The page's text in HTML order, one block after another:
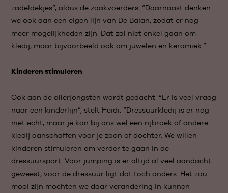
zadeldekjes”, aldus de zaakvoerders. “Daarnaast denken
we ook aan een eigen lijn van De Baian, zodat er nog
meer mogelijkheden zijn. Dat zal niet enkel gaan om
kledij, maar bijvoorbeeld ook om juwelen en keramiek.”
Kinderen stimuleren
Ook aan de allerjongsten wordt gedacht. “Er is veel vraag
naar een kinderlijn”, stelt Heidi. “Dressuurkledij is er nog
niet echt, maar je kan bij ons wel een rijbroek of andere
kledij aanschaffen voor je zoon of dochter. We willen
kinderen stimuleren om verder te gaan in de
dressuursport. Voor jumping is er altijd al veel aandacht
geweest, voor de dressuur ligt dat toch anders. Het zou
mooi zijn mochten we daar verandering in kunnen